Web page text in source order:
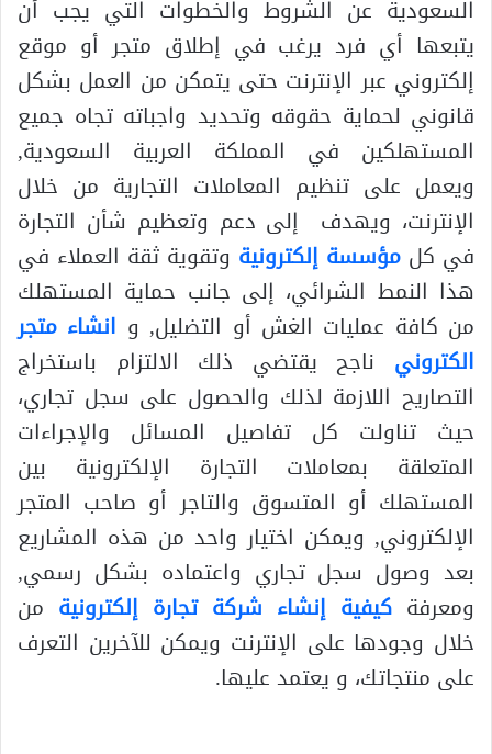
السعودية عن الشروط والخطوات التي يجب أن
يتبعها أي فرد يرغب في إطلاق متجر أو موقع
إلكتروني عبر الإنترنت حتى يتمكن من العمل بشكل
قانوني لحماية حقوقه وتحديد واجباته تجاه جميع
المستهلكين في المملكة العربية السعودية,
ويعمل على تنظيم المعاملات التجارية من خلال
الإنترنت، ويهدف إلى دعم وتعظيم شأن التجارة
في كل مؤسسة إلكترونية وتقوية ثقة العملاء في
هذا النمط الشرائي، إلى جانب حماية المستهلك
من كافة عمليات الغش أو التضليل, و انشاء متجر
الكتروني ناجح يقتضي ذلك الالتزام باستخراج
التصاريح اللازمة لذلك والحصول على سجل تجاري،
حيث تناولت كل تفاصيل المسائل والإجراءات
المتعلقة بمعاملات التجارة الإلكترونية بين
المستهلك أو المتسوق والتاجر أو صاحب المتجر
الإلكتروني, ويمكن اختيار واحد من هذه المشاريع
بعد وصول سجل تجاري واعتماده بشكل رسمي,
ومعرفة كيفية إنشاء شركة تجارة إلكترونية من
خلال وجودها على الإنترنت ويمكن للآخرين التعرف
على منتجاتك، و يعتمد عليها.